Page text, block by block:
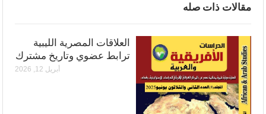
مقالات ذات صله
العلاقات المصرية الليبية
ترابط عضوي وتاريخ مشترك
أبريل 12, 2026